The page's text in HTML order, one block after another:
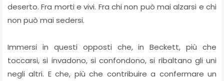
deserto. Fra morti e vivi. Fra chi non può mai alzarsi e chi
non può mai sedersi.
Immersi in questi opposti che, in Beckett, più che
toccarsi, si invadono, si confondono, si ribaltano gli uni
negli altri. E che, più che contribuire a confermare un